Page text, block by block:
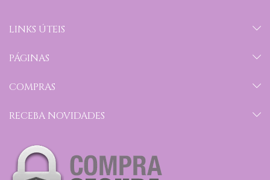
LINKS ÚTEIS
PÁGINAS
COMPRAS
RECEBA NOVIDADES